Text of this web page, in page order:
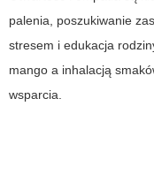
palenia, poszukiwanie
stresem i edukacja
mango a inhalacją
wsparcia.